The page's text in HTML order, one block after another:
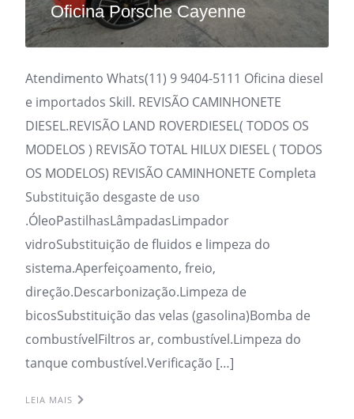
Oficina Porsche Cayenne
Atendimento Whats(11) 9 9404-5111 Oficina diesel
e importados Skill. REVISÃO CAMINHONETE
DIESEL.REVISÃO LAND ROVERDIESEL( TODOS OS
MODELOS ) REVISÃO TOTAL HILUX DIESEL ( TODOS
OS MODELOS) REVISÃO CAMINHONETE Completa
Substituição desgaste de uso
.ÓleoPastilhasLâmpadasLimpador
vidroSubstituição de fluidos e limpeza do
sistema.Aperfeiçoamento, freio,
direção.Descarbonização.Limpeza de
bicosSubstituição das velas (gasolina)Bomba de
combustívelFiltros ar, combustível.Limpeza do
tanque combustível.Verificação […]
LEIA MAIS